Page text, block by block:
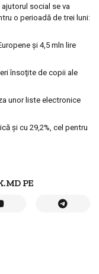
social se va
o perioadă de trei luni:
şi 4,5 mln lire
însoţite de copii ale
unor liste electronice
şi cu 29,2%, cel pentru
PE